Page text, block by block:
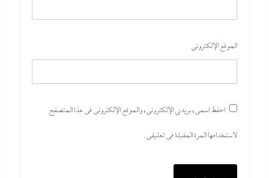
الموقع الإلكتروني
احفظ اسمي، بريدي الإلكتروني، والموقع الإلكتروني في هذا المتصفح
لاستخدامها المرة المقبلة في تعليقي.